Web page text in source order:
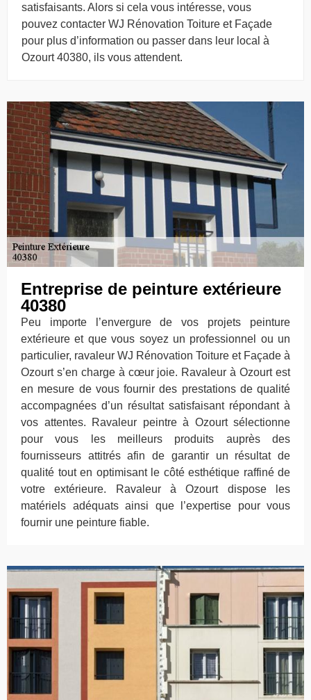
satisfaisants. Alors si cela vous intéresse, vous
pouvez contacter WJ Rénovation Toiture et Façade
pour plus d’information ou passer dans leur local à
Ozourt 40380, ils vous attendent.
Entreprise de peinture extérieure
40380
Peu importe l’envergure de vos projets peinture
extérieure et que vous soyez un professionnel ou un
particulier, ravaleur WJ Rénovation Toiture et Façade à
Ozourt s’en charge à cœur joie. Ravaleur à Ozourt est
en mesure de vous fournir des prestations de qualité
accompagnées d’un résultat satisfaisant répondant à
vos attentes. Ravaleur peintre à Ozourt sélectionne
pour vous les meilleurs produits auprès des
fournisseurs attitrés afin de garantir un résultat de
qualité tout en optimisant le côté esthétique raffiné de
votre extérieure. Ravaleur à Ozourt dispose les
matériels adéquats ainsi que l’expertise pour vous
fournir une peinture fiable.